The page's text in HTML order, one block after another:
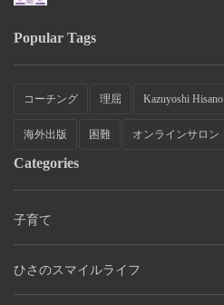
Popular Tags
コーチング 理屈 Kazuyoshi Hisano
海外出版 困難 オンラインサロン
Categories
子育て
ひさのスマイルライフ